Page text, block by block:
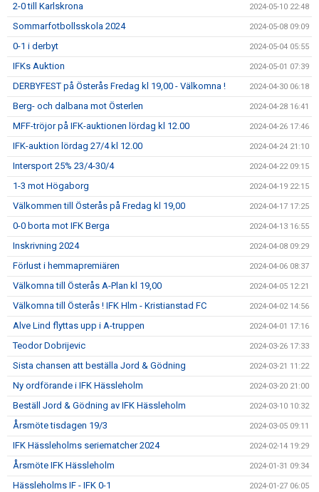
2-0 till Karlskrona 2024-05-10 22:48
Sommarfotbollsskola 2024 2024-05-08 09:09
0-1 i derbyt 2024-05-04 05:55
IFKs Auktion 2024-05-01 07:39
DERBYFEST på Österås Fredag kl 19,00 - Välkomna ! 2024-04-30 06:18
Berg- och dalbana mot Österlen 2024-04-28 16:41
MFF-tröjor på IFK-auktionen lördag kl 12.00 2024-04-26 17:46
IFK-auktion lördag 27/4 kl 12.00 2024-04-24 21:10
Intersport 25% 23/4-30/4 2024-04-22 09:15
1-3 mot Högaborg 2024-04-19 22:15
Välkommen till Österås på Fredag kl 19,00 2024-04-17 17:25
0-0 borta mot IFK Berga 2024-04-13 16:55
Inskrivning 2024 2024-04-08 09:29
Förlust i hemmapremiären 2024-04-06 08:37
Välkomna till Österås A-Plan kl 19,00 2024-04-05 12:21
Välkomna till Österås ! IFK Hlm - Kristianstad FC 2024-04-02 14:56
Alve Lind flyttas upp i A-truppen 2024-04-01 17:16
Teodor Dobrijevic 2024-03-26 17:33
Sista chansen att beställa Jord & Gödning 2024-03-21 11:22
Ny ordförande i IFK Hässleholm 2024-03-20 21:00
Beställ Jord & Gödning av IFK Hässleholm 2024-03-10 10:32
Årsmöte tisdagen 19/3 2024-03-05 09:11
IFK Hässleholms seriematcher 2024 2024-02-14 19:29
Årsmöte IFK Hässleholm 2024-01-31 09:34
Hässleholms IF - IFK 0-1 2024-01-27 06:05